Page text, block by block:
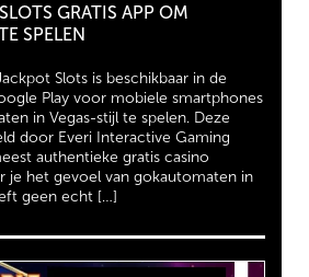
GRATIS APP OM
SPELEN
Slots is beschikbaar in de
Play voor mobiele smartphones
in Vegas-stijl te spelen. Deze
door Everi Interactive Gaming
authentieke gratis casino
je het gevoel van gokautomaten in
geen echt […]